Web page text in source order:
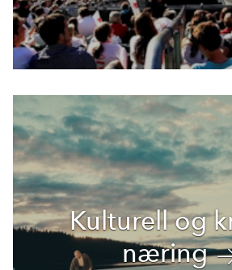
Kulturell og
næring